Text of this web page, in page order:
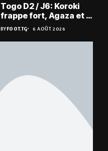
Togo D2 / J6: Koroki
frappe fort, Agaza et la
JCA assurent,
suspense avant Sara
FC – Doumbé FC
BYFOOT.TG 6 AOÛT 2026